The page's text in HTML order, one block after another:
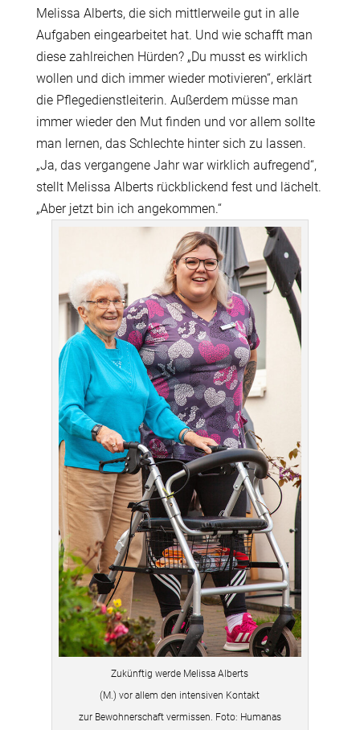
Melissa Alberts, die sich mittlerweile gut in alle
Aufgaben eingearbeitet hat. Und wie schafft man
diese zahlreichen Hürden? „Du musst es wirklich
wollen und dich immer wieder motivieren“, erklärt
die Pflegedienstleiterin. Außerdem müsse man
immer wieder den Mut finden und vor allem sollte
man lernen, das Schlechte hinter sich zu lassen.
„Ja, das vergangene Jahr war wirklich aufregend“,
stellt Melissa Alberts rückblickend fest und lächelt.
„Aber jetzt bin ich angekommen.“
Zukünftig werde Melissa Alberts
(M.) vor allem den intensiven Kontakt
zur Bewohnerschaft vermissen. Foto: Humanas